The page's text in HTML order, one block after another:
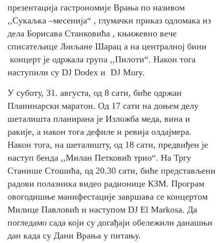
презентација гастрономије Врања по називом
,,Сукаљка –месенија“ , глумачки приказ одломака из
дела Борисава Станковића , књижевно вече
списатељице Љиљане Шарац а на централној бини
концерт је одржала група ,,Пилоти“. Након тога
наступили су DJ Dodex и DJ Mury.
У суботу, 31. августа, од 8 сати, биће одржан
Планинарски маратон. Од 17 сати на доњем делу
шеталишта планирана је Изложба меда, вина и
ракије, а након тога дефиле и ревија олдајмера.
Након тога, на шеталишту, од 18 сати, предвиђен је
наступ бенда ,,Милан Петковић трио“. На Тргу
Станише Стошића, од 20.30 сати, биће представљени
радови полазника видео радионице КЗМ. Програм
овогодишње манифестације завршава се концертом
Милице Павловић и наступом DJ El Markosa. Да
погледамо сада који су догађаји обележили данашњи
дан када су Дани Врања у питању.